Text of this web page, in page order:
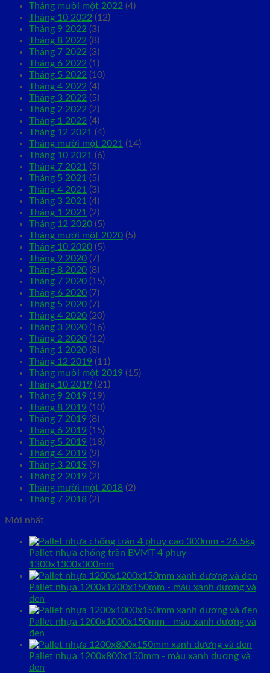
Tháng mười một 2022 (4)
Tháng 10 2022 (12)
Tháng 9 2022 (3)
Tháng 8 2022 (8)
Tháng 7 2022 (3)
Tháng 6 2022 (1)
Tháng 5 2022 (10)
Tháng 4 2022 (4)
Tháng 3 2022 (5)
Tháng 2 2022 (2)
Tháng 1 2022 (4)
Tháng 12 2021 (4)
Tháng mười một 2021 (14)
Tháng 10 2021 (6)
Tháng 7 2021 (5)
Tháng 5 2021 (5)
Tháng 4 2021 (3)
Tháng 3 2021 (4)
Tháng 1 2021 (2)
Tháng 12 2020 (5)
Tháng mười một 2020 (5)
Tháng 10 2020 (5)
Tháng 9 2020 (7)
Tháng 8 2020 (8)
Tháng 7 2020 (15)
Tháng 6 2020 (7)
Tháng 5 2020 (7)
Tháng 4 2020 (20)
Tháng 3 2020 (16)
Tháng 2 2020 (12)
Tháng 1 2020 (8)
Tháng 12 2019 (11)
Tháng mười một 2019 (15)
Tháng 10 2019 (21)
Tháng 9 2019 (19)
Tháng 8 2019 (10)
Tháng 7 2019 (8)
Tháng 6 2019 (15)
Tháng 5 2019 (18)
Tháng 4 2019 (9)
Tháng 3 2019 (9)
Tháng 2 2019 (2)
Tháng mười một 2018 (2)
Tháng 7 2018 (2)
Mới nhất
Pallet nhựa chống tràn BVMT 4 phuy -
1300x1300x300mm
Pallet nhựa 1200x1200x150mm - màu xanh dương và
đen
Pallet nhựa 1200x1000x150mm - màu xanh dương và
đen
Pallet nhựa 1200x800x150mm - màu xanh dương và
đen